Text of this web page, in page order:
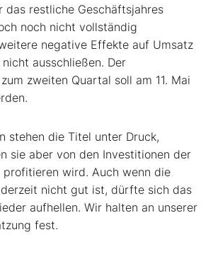
das restliche Geschäftsjahres
noch nicht vollständig
negative Effekte auf Umsatz
ausschließen. Der
zweiten Quartal soll am 11. Mai
stehen die Titel unter Druck,
sie aber von den Investitionen der
profitieren wird. Auch wenn die
nicht gut ist, dürfte sich das
aufhellen. Wir halten an unserer
fest.